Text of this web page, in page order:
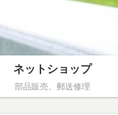
ネットショップ
部品販売、郵送修理